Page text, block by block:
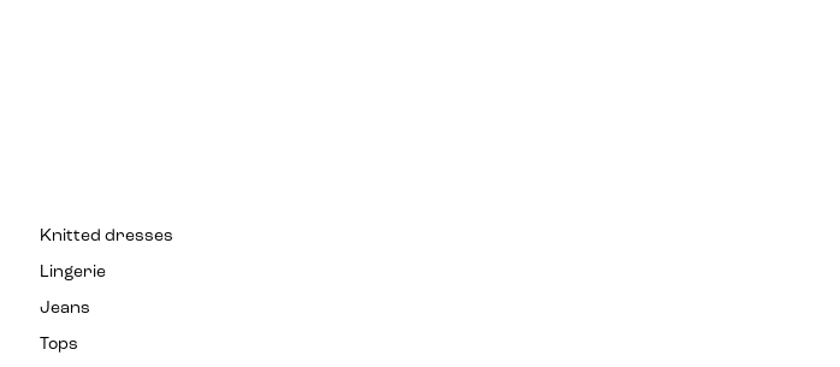
Knitted dresses
Lingerie
Jeans
Tops